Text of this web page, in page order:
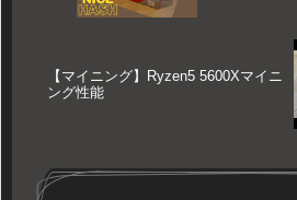
【マイニング】Ryzen5 5600Xマイニ
ング性能